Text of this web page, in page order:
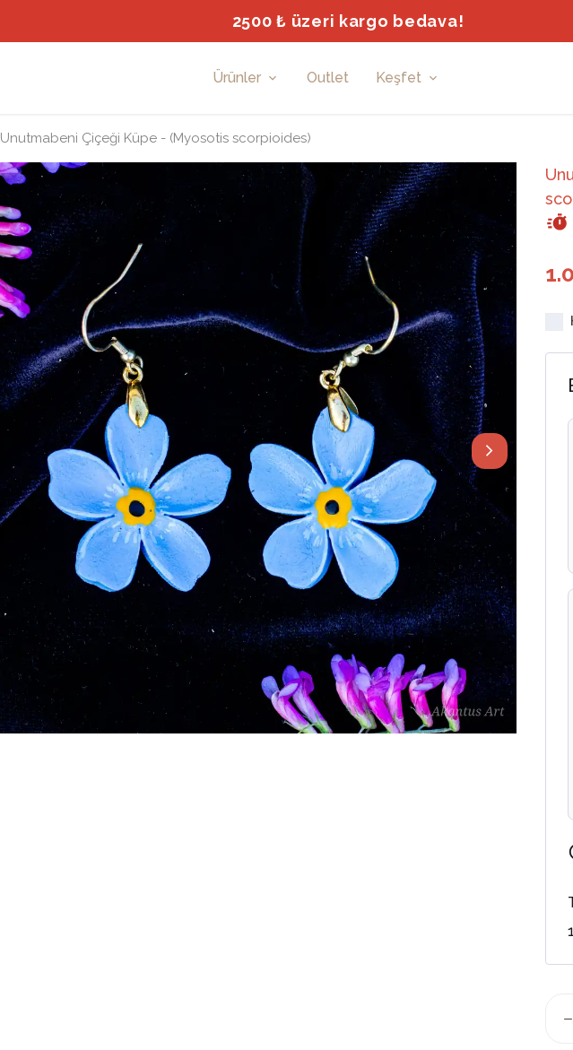
İlk üyeliğinde %15 tanışma indirimi!
Ürünler Outlet Keşfet
Unutmabeni Çiçeği Küpe - (Myosotis scorpioides)